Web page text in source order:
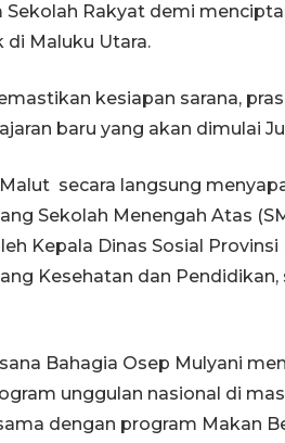
Rakyat demi
di Maluku Utara.
kesiapan sarana,
baru yang akan dimulai
secara langsung
Sekolah Menengah Atas
Kepala Dinas Sosial Provinsi
Kesehatan dan
Bahagia Osep Mulyani
unggulan nasional di
dengan program Makan